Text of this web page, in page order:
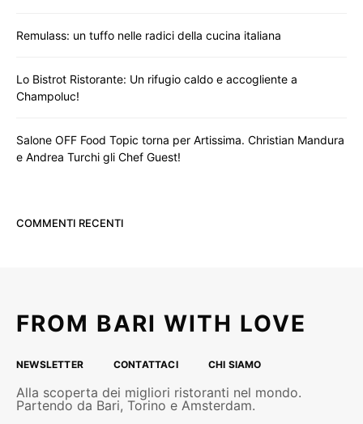
Remulass: un tuffo nelle radici della cucina italiana
Lo Bistrot Ristorante: Un rifugio caldo e accogliente a
Champoluc!
Salone OFF Food Topic torna per Artissima. Christian Mandura
e Andrea Turchi gli Chef Guest!
COMMENTI RECENTI
FROM BARI WITH LOVE
NEWSLETTER CONTATTACI CHI SIAMO
Alla scoperta dei migliori ristoranti nel mondo.
Partendo da Bari, Torino e Amsterdam.